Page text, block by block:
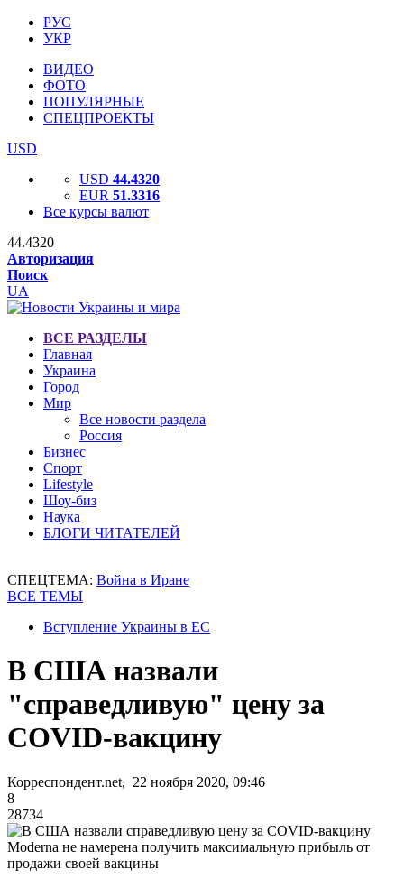
РУС
УКР
ВИДЕО
ФОТО
ПОПУЛЯРНЫЕ
СПЕЦПРОЕКТЫ
USD
USD 44.4320
EUR 51.3316
Все курсы валют
44.4320
Авторизация
Поиск
UA
ВСЕ РАЗДЕЛЫ
Главная
Украина
Город
Мир
Все новости раздела
Россия
Бизнес
Спорт
Lifestyle
Шоу-биз
Наука
БЛОГИ ЧИТАТЕЛЕЙ
СПЕЦТЕМА: Война в Иране
ВСЕ ТЕМЫ
Вступление Украины в ЕС
В США назвали
"справедливую" цену за
COVID-вакцину
Корреспондент.net, 22 ноября 2020, 09:46
8
28734
Modernа не намерена получить максимальную прибыль от
продажи своей вакцины